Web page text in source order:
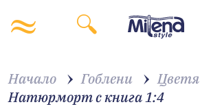
Начало Гоблени
Цветя
Натюрморт с книга 1:4